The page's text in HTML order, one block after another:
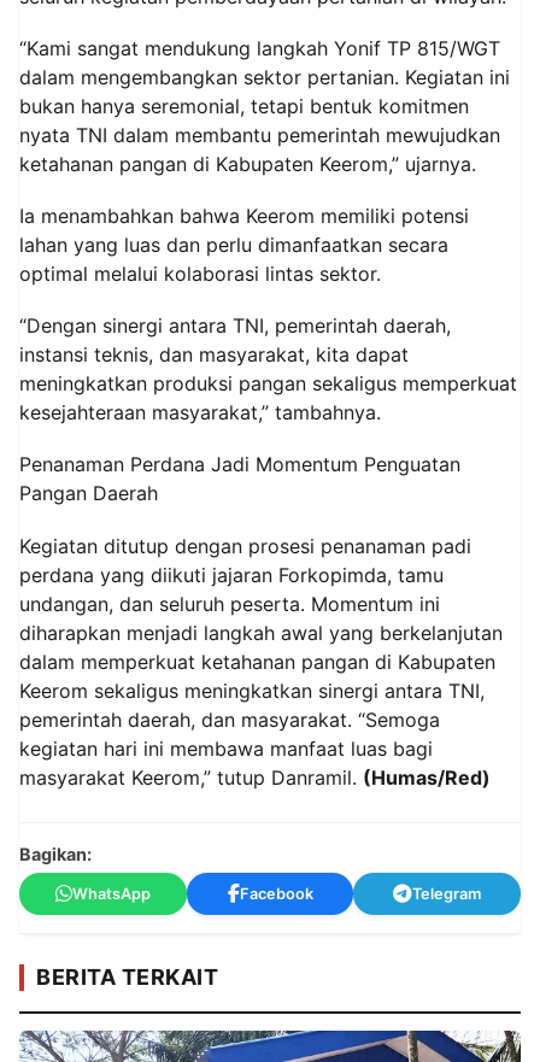
“Kami sangat mendukung langkah Yonif TP 815/WGT
dalam mengembangkan sektor pertanian. Kegiatan ini
bukan hanya seremonial, tetapi bentuk komitmen
nyata TNI dalam membantu pemerintah mewujudkan
ketahanan pangan di Kabupaten Keerom,” ujarnya.
Ia menambahkan bahwa Keerom memiliki potensi
lahan yang luas dan perlu dimanfaatkan secara
optimal melalui kolaborasi lintas sektor.
“Dengan sinergi antara TNI, pemerintah daerah,
instansi teknis, dan masyarakat, kita dapat
meningkatkan produksi pangan sekaligus memperkuat
kesejahteraan masyarakat,” tambahnya.
Penanaman Perdana Jadi Momentum Penguatan
Pangan Daerah
Kegiatan ditutup dengan prosesi penanaman padi
perdana yang diikuti jajaran Forkopimda, tamu
undangan, dan seluruh peserta. Momentum ini
diharapkan menjadi langkah awal yang berkelanjutan
dalam memperkuat ketahanan pangan di Kabupaten
Keerom sekaligus meningkatkan sinergi antara TNI,
pemerintah daerah, dan masyarakat. “Semoga
kegiatan hari ini membawa manfaat luas bagi
masyarakat Keerom,” tutup Danramil. (Humas/Red)
Bagikan:
WhatsApp Facebook Telegram
BERITA TERKAIT